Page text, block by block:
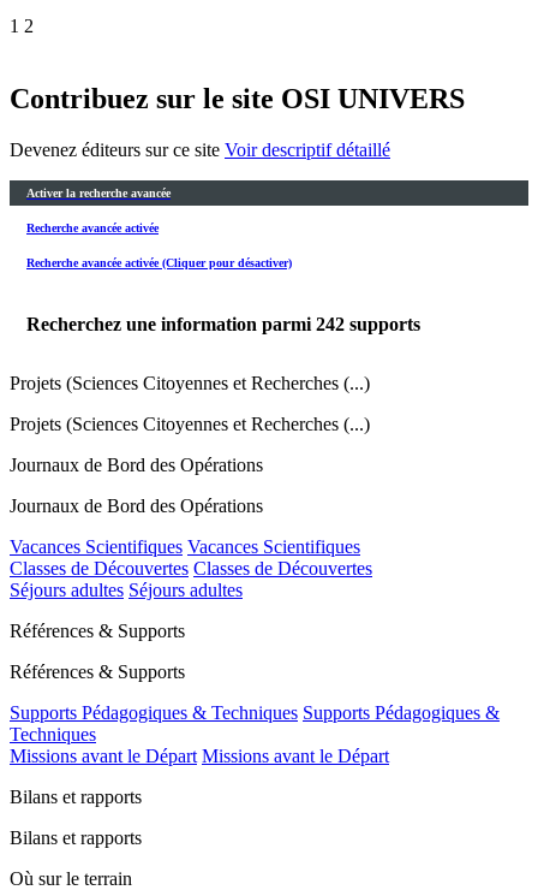
1 2
Contribuez sur le site OSI UNIVERS
Devenez éditeurs sur ce site Voir descriptif détaillé
Activer la recherche avancée
Recherche avancée activée
Recherche avancée activée (Cliquer pour désactiver)
Recherchez une information parmi 242 supports
Projets (Sciences Citoyennes et Recherches (...)
Projets (Sciences Citoyennes et Recherches (...)
Journaux de Bord des Opérations
Journaux de Bord des Opérations
Vacances Scientifiques Vacances Scientifiques
Classes de Découvertes Classes de Découvertes
Séjours adultes Séjours adultes
Références & Supports
Références & Supports
Supports Pédagogiques & Techniques Supports Pédagogiques &
Techniques
Missions avant le Départ Missions avant le Départ
Bilans et rapports
Bilans et rapports
Où sur le terrain